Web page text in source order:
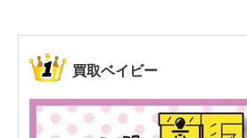
買取ベイビー